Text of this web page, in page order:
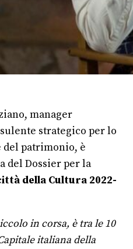
manager
strategico per lo
del patrimonio, è
del Dossier per la
della Cultura 2022-
in corsa, è tra le 10
italiana della